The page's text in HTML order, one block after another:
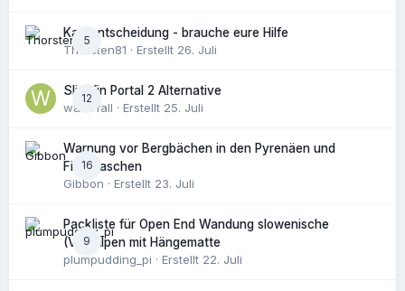
5
Kaufentscheidung - brauche eure Hilfe
Thorsten81 · Erstellt 26. Juli
12
Slingfin Portal 2 Alternative
waterfall · Erstellt 25. Juli
16
Warnung vor Bergbächen in den Pyrenäen und
Filterflaschen
Gibbon · Erstellt 23. Juli
9
Packliste für Open End Wandung slowenische
(Vor)Alpen mit Hängematte
plumpudding_pi · Erstellt 22. Juli